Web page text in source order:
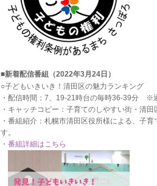
■新着配信番組（2022年3月24日）
○子どもいきいき！清田区の魅力ランキング
・配信時間：7、19-21時台の毎時36-39分 ※
・キャッチコピー：子育てのしやすい街・清
・番組紹介：札幌市清田区役所様による、子
す。
・ 番組詳細はこちら